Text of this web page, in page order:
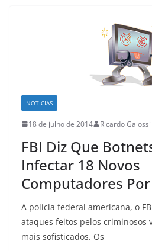
NOTICIAS
18 de julho de 2014 Ricardo Galossi
FBI Diz Que
Infectar 18 Novos
Computadores
A polícia federal americana, o
ataques feitos pelos criminosos
mais sofisticados. Os